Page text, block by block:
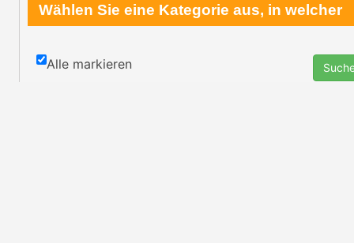
Wählen Sie eine Kategorie aus, in welcher
alle
Alle markieren